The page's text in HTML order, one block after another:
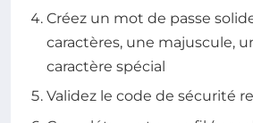
Créez un mot de passe
caractères, une majuscule,
caractère spécial
Validez le code de sécurité